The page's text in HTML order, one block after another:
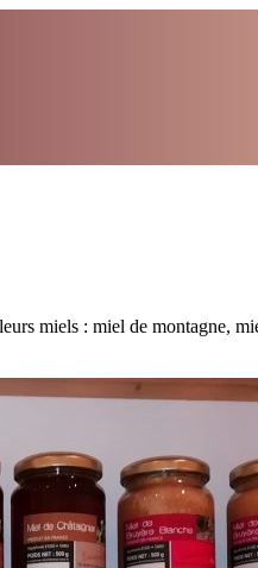
miels : miel de montagne,